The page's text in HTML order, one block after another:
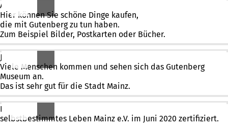
Am Gutenberg Museum gibt es einen Laden.
Hier können Sie schöne Dinge kaufen,
die mit Gutenberg zu tun haben.
Zum Beispiel Bilder, Postkarten oder Bücher.
Johannes Gutenberg ist in der ganzen Welt bekannt.
Viele Menschen kommen und sehen sich das Gutenberg
Museum an.
Das ist sehr gut für die Stadt Mainz.
Den Text auf dieser Seite hat das Zentrum für
selbstbestimmtes Leben Mainz e.V. im Juni 2020 zertifiziert.